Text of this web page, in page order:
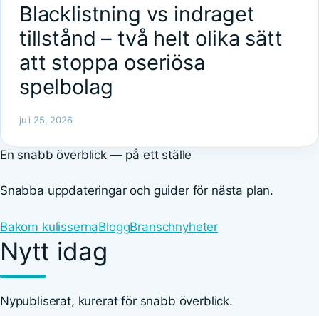
Blacklistning vs indraget
tillstånd – två helt olika sätt
att stoppa oseriösa
spelbolag
juli 25, 2026
En snabb överblick — på ett ställe
Snabba uppdateringar och guider för nästa plan.
Bakom kulissernaBloggBranschnyheter
Nytt idag
Nypubliserat, kurerat för snabb överblick.